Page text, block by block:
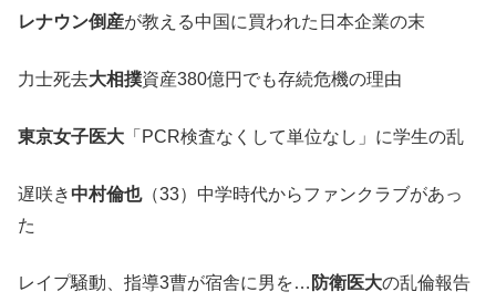
レナウン倒産が教える中国に買われた日本企業の末
力士死去大相撲資産380億円でも存続危機の理由
東京女子医大 「PCR検査なくして単位なし」に学生の乱
遅咲き 中村倫也（33）中学時代からファンクラブがあっ
た
レイプ騒動、指導3曹が宿舎に男を… 防衛医大の乱倫報告